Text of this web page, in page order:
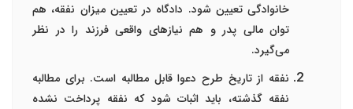
خانوادگی تعیین شود. دادگاه در تعیین میزان نفقه، هم
توان مالی پدر و هم نیازهای واقعی فرزند را در نظر
می‌گیرد.
نفقه از تاریخ طرح دعوا قابل مطالبه است. برای مطالبه
نفقه گذشته، باید اثبات شود که نفقه پرداخت نشده